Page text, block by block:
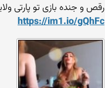
رقص و جنده بازی تو پارتی
https://im1.io/gQhFc